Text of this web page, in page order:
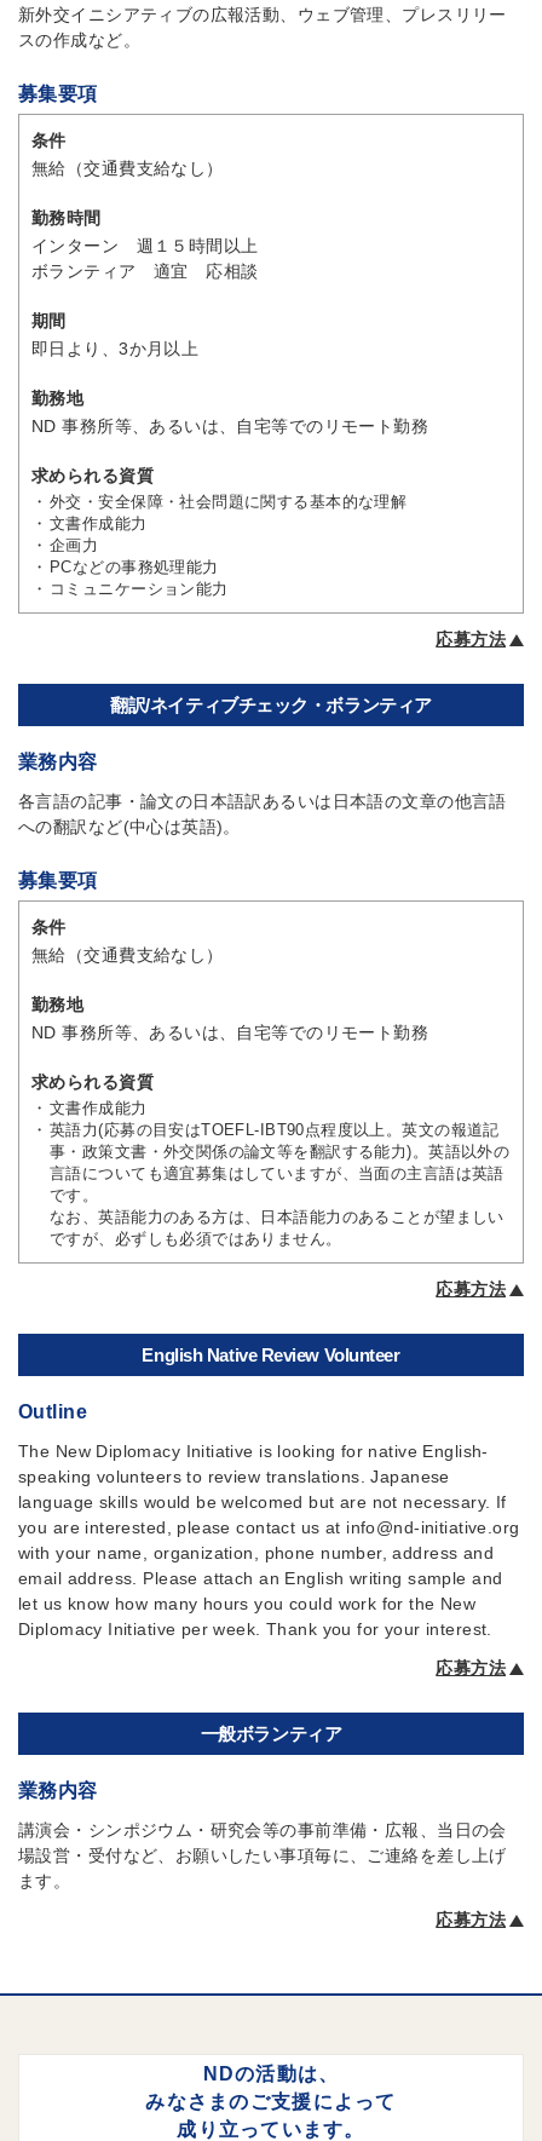
応募方法
新外交イニシアティブの広報活動、ウェブ管理、プレスリリー
スの作成など。
募集要項
条件
無給（交通費支給なし）
勤務時間
インターン 週１５時間以上
ボランティア 適宜 応相談
期間
即日より、3か月以上
勤務地
ND 事務所等、あるいは、自宅等でのリモート勤務
求められる資質
外交・安全保障・社会問題に関する基本的な理解
文書作成能力
企画力
PCなどの事務処理能力
コミュニケーション能力
翻訳/ネイティブチェック・ボランティア
応募方法
業務内容
各言語の記事・論文の日本語訳あるいは日本語の文章の他言語
への翻訳など(中心は英語)。
募集要項
条件
無給（交通費支給なし）
勤務地
ND 事務所等、あるいは、自宅等でのリモート勤務
求められる資質
文書作成能力
英語力(応募の目安はTOEFL-IBT90点程度以上。英文の報道記
事・政策文書・外交関係の論文等を翻訳する能力)。英語以外の
言語についても適宜募集はしていますが、当面の主言語は英語
です。
なお、英語能力のある方は、日本語能力のあることが望ましい
ですが、必ずしも必須ではありません。
English Native Review Volunteer
応募方法
Outline
The New Diplomacy Initiative is looking for native English-
speaking volunteers to review translations. Japanese
language skills would be welcomed but are not necessary. If
you are interested, please contact us at info@nd-initiative.org
with your name, organization, phone number, address and
email address. Please attach an English writing sample and
let us know how many hours you could work for the New
Diplomacy Initiative per week. Thank you for your interest.
一般ボランティア
応募方法
業務内容
講演会・シンポジウム・研究会等の事前準備・広報、当日の会
場設営・受付など、お願いしたい事項毎に、ご連絡を差し上げ
ます。
NDの活動は、
みなさまのご支援によって
成り立っています。